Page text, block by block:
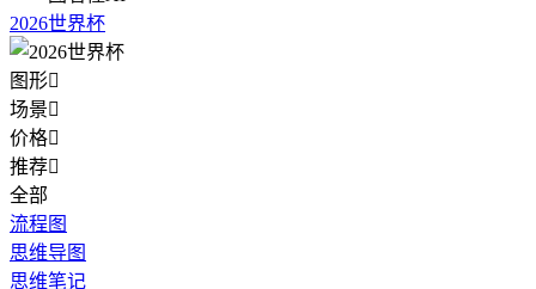
2026世界杯
图形
场景
价格
推荐
全部
流程图
思维导图
思维笔记